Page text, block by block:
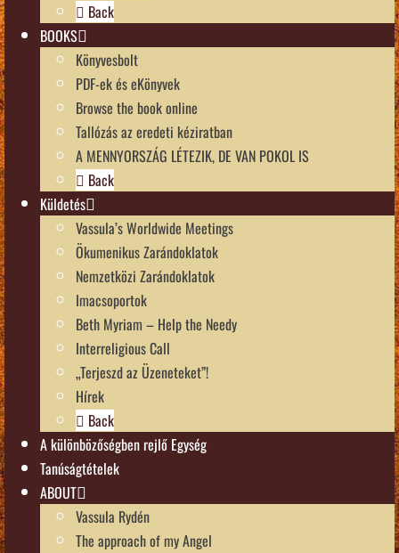
Back
BOOKS
Könyvesbolt
PDF-ek és eKönyvek
Browse the book online
Tallózás az eredeti kéziratban
A MENNYORSZÁG LÉTEZIK, DE VAN POKOL IS
Back
Küldetés
Vassula’s Worldwide Meetings
Ökumenikus Zarándoklatok
Nemzetközi Zarándoklatok
Imacsoportok
Beth Myriam – Help the Needy
Interreligious Call
„Terjeszd az Üzeneteket”!
Hírek
Back
A különbözőségben rejlő Egység
Tanúságtételek
ABOUT
Vassula Rydén
The approach of my Angel